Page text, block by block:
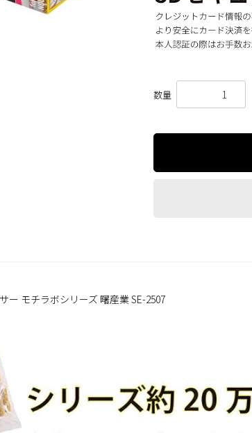
数量
ー モチラボシリーズ 曙産業 SE-2507